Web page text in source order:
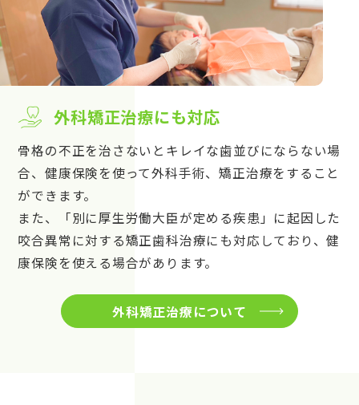
外科矯正治療にも対応
骨格の不正を治さないとキレイな歯並びにならない場
合、健康保険を使って外科手術、矯正治療をすること
ができます。
また、「別に厚生労働大臣が定める疾患」に起因した
咬合異常に対する矯正歯科治療にも対応しており、健
康保険を使える場合があります。
外科矯正治療について